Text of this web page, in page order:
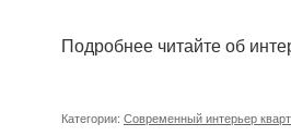
Подробнее читайте об
Категории: Современный интерьер